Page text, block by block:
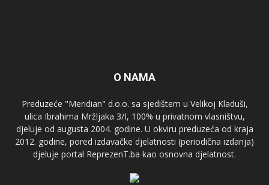
O NAMA
Preduzeće "Meridian" d.o.o. sa sjedištem u Velikoj Kladuši,
ulica Ibrahima Mržljaka 3/I, 100% u privatnom vlasništvu,
djeluje od augusta 2004. godine. U okviru preduzeća od kraja
2012. godine, pored izdavačke djelatnosti (periodična izdanja)
djeluje portal ReprezenT.ba kao osnovna djelatnost.